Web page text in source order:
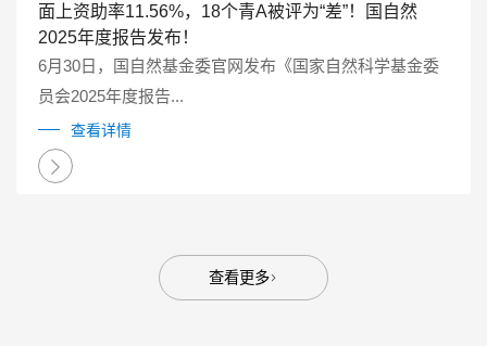
面上资助率11.56%，18个青A被评为“差”！国自然
2025年度报告发布！
6月30日，国自然基金委官网发布《国家自然科学基金委
员会2025年度报告...
查看详情
查看更多